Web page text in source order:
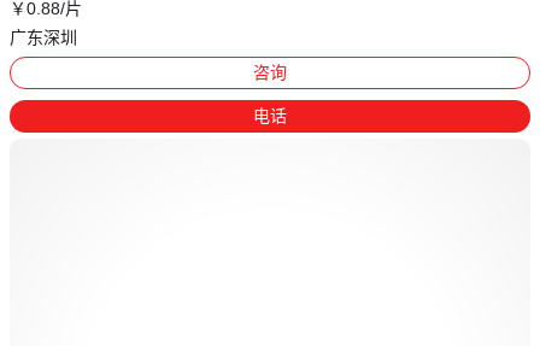
￥0 .88/片
广东深圳
咨询
电话